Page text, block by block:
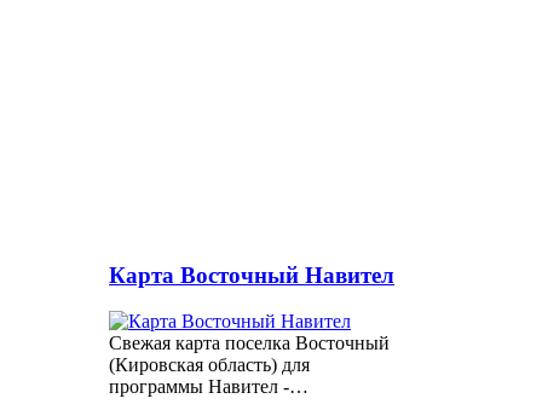
Карта Восточный Навител
Свежая карта поселка Восточный
(Кировская область) для
программы Навител -…